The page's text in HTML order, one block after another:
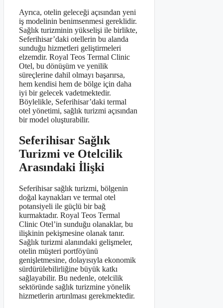
Ayrıca, otelin geleceği açısından yeni
iş modelinin benimsenmesi gereklidir.
Sağlık turizminin yükselişi ile birlikte,
Seferihisar’daki otellerin bu alanda
sunduğu hizmetleri geliştirmeleri
elzemdir. Royal Teos Termal Clinic
Otel, bu dönüşüm ve yenilik
süreçlerine dahil olmayı başarırsa,
hem kendisi hem de bölge için daha
iyi bir gelecek vadetmektedir.
Böylelikle, Seferihisar’daki termal
otel yönetimi, sağlık turizmi açısından
bir model oluşturabilir.
Seferihisar Sağlık
Turizmi ve Otelcilik
Arasındaki İlişki
Seferihisar sağlık turizmi, bölgenin
doğal kaynakları ve termal otel
potansiyeli ile güçlü bir bağ
kurmaktadır. Royal Teos Termal
Clinic Otel’in sunduğu olanaklar, bu
ilişkinin pekişmesine olanak tanır.
Sağlık turizmi alanındaki gelişmeler,
otelin müşteri portföyünü
genişletmesine, dolayısıyla ekonomik
sürdürülebilirliğine büyük katkı
sağlayabilir. Bu nedenle, otelcilik
sektöründe sağlık turizmine yönelik
hizmetlerin artırılması gerekmektedir.